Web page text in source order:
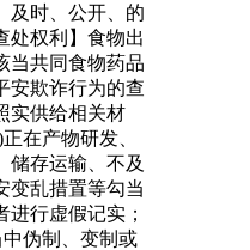
及时、公开、的
处权利】食物出
当共同食物药品
安欺诈行为的查
实供给相关材
在产物研发、
储存运输、不及
变乱措置等勾当
行虚假记实；
伪制、变制或